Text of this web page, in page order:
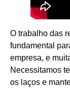
O trabalho das
fundamental
empresa, e
Necessitamos
os laços e